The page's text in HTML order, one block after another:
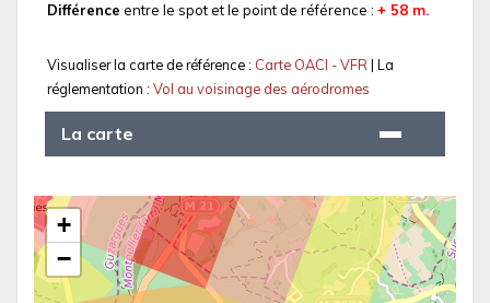
Différence entre le spot et le point de référence : + 58 m.
Visualiser la carte de référence : Carte OACI - VFR| La
réglementation : Vol au voisinage des aérodromes
La carte